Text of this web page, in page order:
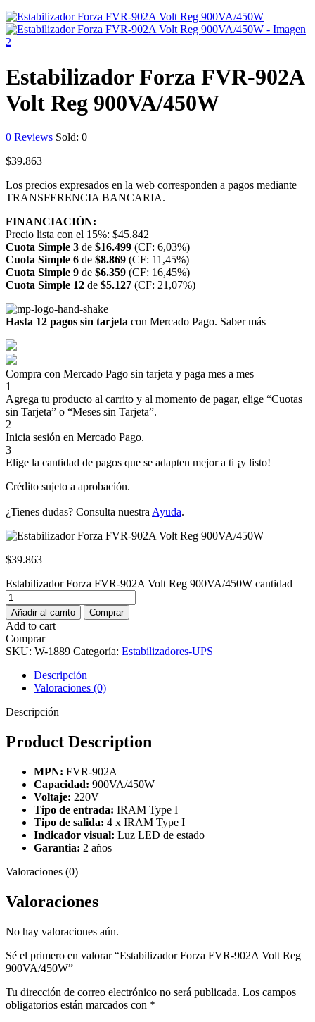
Estabilizador Forza FVR-902A
Volt Reg 900VA/450W
0 Reviews Sold: 0
$39.863
Los precios expresados en la web corresponden a pagos mediante
TRANSFERENCIA BANCARIA.
FINANCIACIÓN:
Precio lista con el 15%: $45.842
Cuota Simple 3 de $16.499 (CF: 6,03%)
Cuota Simple 6 de $8.869 (CF: 11,45%)
Cuota Simple 9 de $6.359 (CF: 16,45%)
Cuota Simple 12 de $5.127 (CF: 21,07%)
Hasta 12 pagos sin tarjeta con Mercado Pago. Saber más
Compra con Mercado Pago sin tarjeta y paga mes a mes
1
Agrega tu producto al carrito y al momento de pagar, elige “Cuotas
sin Tarjeta” o “Meses sin Tarjeta”.
2
Inicia sesión en Mercado Pago.
3
Elige la cantidad de pagos que se adapten mejor a ti ¡y listo!
Crédito sujeto a aprobación.
¿Tienes dudas? Consulta nuestra Ayuda.
$39.863
Estabilizador Forza FVR-902A Volt Reg 900VA/450W cantidad
Añadir al carrito Comprar
Add to cart
Comprar
SKU: W-1889 Categoría: Estabilizadores-UPS
Descripción
Valoraciones (0)
Descripción
Product Description
MPN: FVR-902A
Capacidad: 900VA/450W
Voltaje: 220V
Tipo de entrada: IRAM Type I
Tipo de salida: 4 x IRAM Type I
Indicador visual: Luz LED de estado
Garantia: 2 años
Valoraciones (0)
Valoraciones
No hay valoraciones aún.
Sé el primero en valorar “Estabilizador Forza FVR-902A Volt Reg
900VA/450W”
Tu dirección de correo electrónico no será publicada. Los campos
obligatorios están marcados con *